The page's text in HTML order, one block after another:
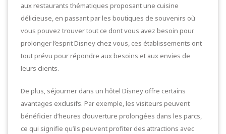
aux restaurants thématiques proposant une cuisine
délicieuse, en passant par les boutiques de souvenirs où
vous pouvez trouver tout ce dont vous avez besoin pour
prolonger l’esprit Disney chez vous, ces établissements ont
tout prévu pour répondre aux besoins et aux envies de
leurs clients.
De plus, séjourner dans un hôtel Disney offre certains
avantages exclusifs. Par exemple, les visiteurs peuvent
bénéficier d’heures d’ouverture prolongées dans les parcs,
ce qui signifie qu’ils peuvent profiter des attractions avec